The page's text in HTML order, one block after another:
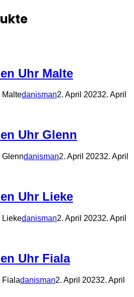
Uhr Malte
Maltedanisman2. April 20232. April
Uhr Glenn
Glenndanisman2. April 20232. April
Uhr Lieke
Liekedanisman2. April 20232. April
Uhr Fiala
Fialadanisman2. April 20232. April